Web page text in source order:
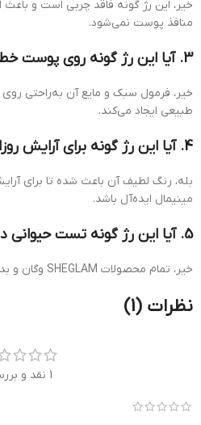
خیر، این رژ گونه فاقد چربی است و
منافذ پوست نمی‌شود.
3. آیا این رژ گونه روی پوست خطوط ایجاد می‌کند؟
خیر، فرمول سبک و مایع آن به‌راحتی
طبیعی ایجاد می‌کند.
4. آیا این رژ گونه برای آرایش روزانه مناسب است؟
بله، رنگ لطیف آن باعث شده تا برای
مینیمال ایده‌آل باشد.
5. آیا این رژ گونه تست حیوانی دارد؟
خیر، تمام محصولات SHEGLAM وگان و بدون تست حیوانی هستند.
نظرات (1)
1 نقد و بررسی